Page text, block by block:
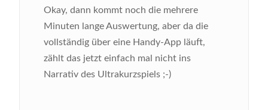
Okay, dann kommt noch die mehrere
Minuten lange Auswertung, aber da die
vollständig über eine Handy-App läuft,
zählt das jetzt einfach mal nicht ins
Narrativ des Ultrakurzspiels ;-)